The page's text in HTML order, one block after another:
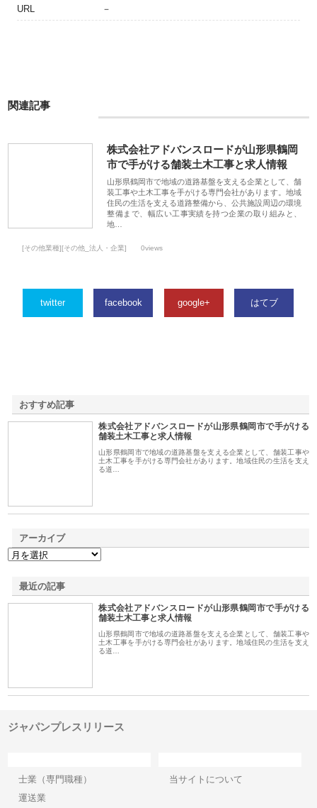
URL －
関連記事
株式会社アドバンスロードが山形県鶴岡
市で手がける舗装土木工事と求人情報
山形県鶴岡市で地域の道路基盤を支える企業として、舗
装工事や土木工事を手がける専門会社があります。地域
住民の生活を支える道路整備から、公共施設周辺の環境
整備まで、幅広い工事実績を持つ企業の取り組みと、
地…
[その他業種][その他_法人・企業] 0views
twitter facebook google+ はてブ
おすすめ記事
株式会社アドバンスロードが山形県鶴岡市で手がける
舗装土木工事と求人情報
山形県鶴岡市で地域の道路基盤を支える企業として、舗装工事や
土木工事を手がける専門会社があります。地域住民の生活を支え
る道…
アーカイブ
最近の記事
株式会社アドバンスロードが山形県鶴岡市で手がける
舗装土木工事と求人情報
山形県鶴岡市で地域の道路基盤を支える企業として、舗装工事や
土木工事を手がける専門会社があります。地域住民の生活を支え
る道…
ジャパンプレスリリース
士業（専門職種）
運送業
当サイトについて